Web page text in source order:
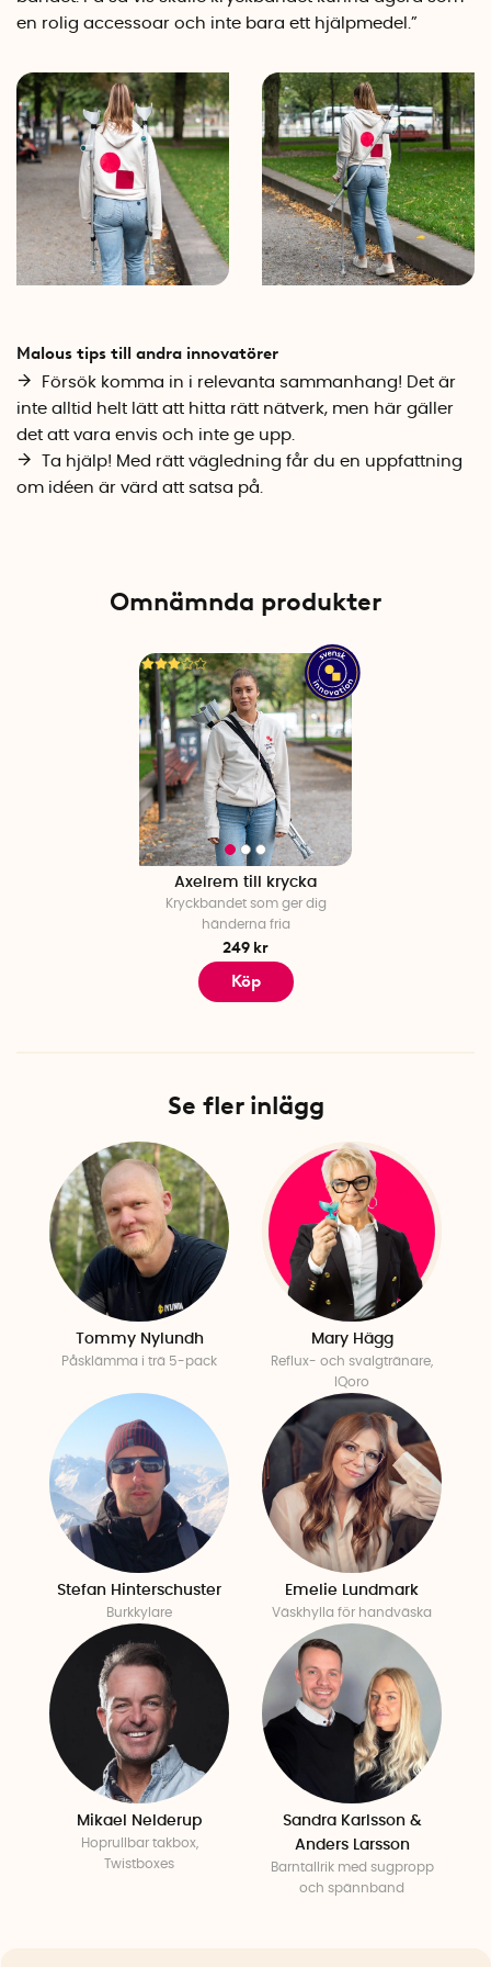
en rolig accessoar och inte bara ett hjälpmedel.”
Malous tips till andra innovatörer
Försök komma in i relevanta sammanhang! Det är
inte alltid helt lätt att hitta rätt nätverk, men här gäller
det att vara envis och inte ge upp.
Ta hjälp! Med rätt vägledning får du en uppfattning
om idéen är värd att satsa på.
Omnämnda produkter
Axelrem till krycka
Kryckbandet som ger dig
händerna fria
249 kr
Köp
Se fler inlägg
Tommy Nylundh
Påsklämma i trä 5-pack
Mary Hägg
Reflux- och svalgtränare,
IQoro
Stefan Hinterschuster
Burkkylare
Emelie Lundmark
Väskhylla för handväska
Mikael Nelderup
Hoprullbar takbox,
Twistboxes
Sandra Karlsson &
Anders Larsson
Barntallrik med sugpropp
och spännband